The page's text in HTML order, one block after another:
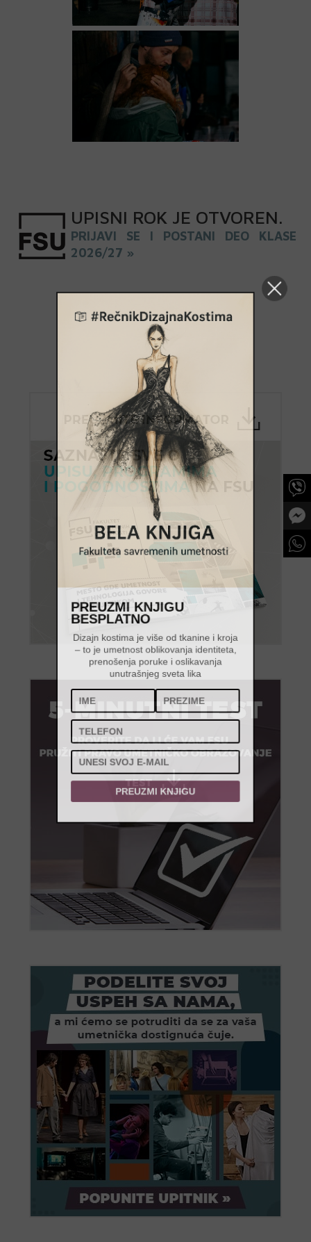
UPISNI ROK JE OTVOREN.
PRIJAVI SE I POSTANI DEO KLASE
2026/27 »
PREUZMI KNJIGU
BESPLATNO
Dizajn kostima je više od tkanine i kroja
– to je umetnost oblikovanja identiteta,
prenošenja poruke i oslikavanja
unutrašnjeg sveta lika
PREUZMI KNJIGU